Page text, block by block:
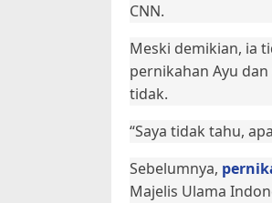
CNN.
Meski demikian, ia
pernikahan Ayu
tidak.
“Saya tidak tahu,
Sebelumnya,
Majelis Ulama